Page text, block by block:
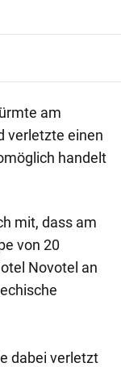
am
verletzte einen
handelt
mit, dass am
von 20
Novotel an
dabei verletzt